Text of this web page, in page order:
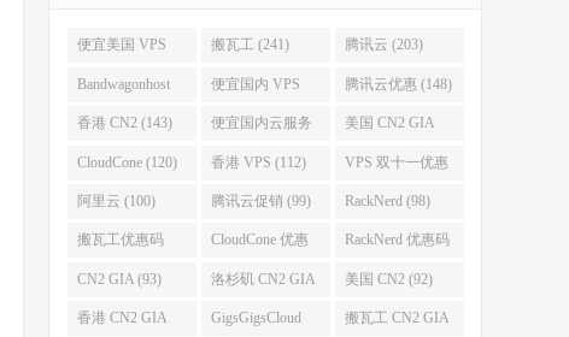
便宜美国 VPS
(255)
搬瓦工 (241) 腾讯云 (203)
Bandwagonhost
(188)
便宜国内 VPS
(167)
腾讯云优惠 (148)
香港 CN2 (143) 便宜国内云服务
器 (128)
美国 CN2 GIA
(123)
CloudCone (120) 香港 VPS (112) VPS 双十一优惠
促销 (106)
阿里云 (100) 腾讯云促销 (99) RackNerd (98)
搬瓦工优惠码
(96)
CloudCone 优惠
码 (96)
RackNerd 优惠码
(94)
CN2 GIA (93) 洛杉矶 CN2 GIA
(93)
美国 CN2 (92)
香港 CN2 GIA GigsGigsCloud 搬瓦工 CN2 GIA